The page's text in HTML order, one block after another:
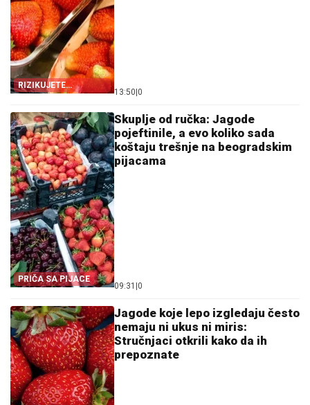
RIZIKUJETE
TROVANJE
13:50 0
PRIČA SA PIJACE
Skuplje od ručka: Jagode
pojeftinile, a evo koliko sada
koštaju trešnje na beogradskim
pijacama
09:31 0
Jagode koje lepo izgledaju često
nemaju ni ukus ni miris:
Stručnjaci otkrili kako da ih
prepoznate